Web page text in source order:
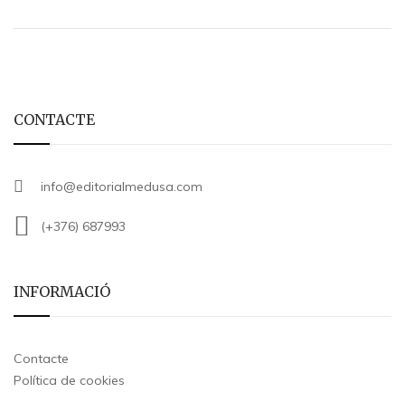
CONTACTE
info@editorialmedusa.com
(+376) 687993
INFORMACIÓ
Contacte
Política de cookies